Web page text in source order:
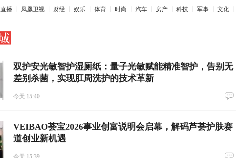
直播 凤凰卫视 财经 娱乐 体育 时尚 汽车 房产 科技 军事 文化
双护安光敏智护湿厕纸：量子光敏赋能精准智护，告别无
差别杀菌，实现肛周洗护的技术革新
今天 15:40
VEIBAO荟宝2026事业创富说明会启幕，解码芦荟护肤赛
道创业新机遇
今天 15:39